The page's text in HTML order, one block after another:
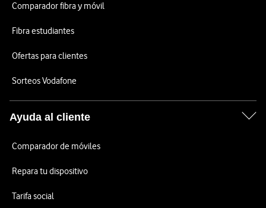
Comparador fibra y móvil
Fibra estudiantes
Ofertas para clientes
Sorteos Vodafone
Ayuda al cliente
Comparador de móviles
Repara tu dispositivo
Tarifa social